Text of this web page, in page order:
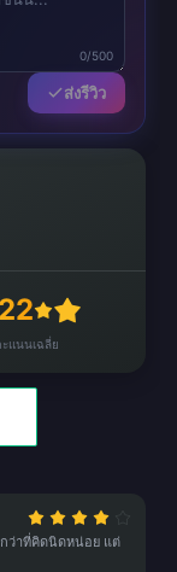
0/500
ส่งรีวิว
ะแนนเฉลี่ย
กว่าที่คิดนิดหน่อย แต่